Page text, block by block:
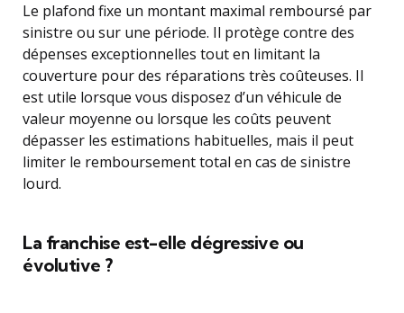
Le plafond fixe un montant maximal remboursé par
sinistre ou sur une période. Il protège contre des
dépenses exceptionnelles tout en limitant la
couverture pour des réparations très coûteuses. Il
est utile lorsque vous disposez d’un véhicule de
valeur moyenne ou lorsque les coûts peuvent
dépasser les estimations habituelles, mais il peut
limiter le remboursement total en cas de sinistre
lourd.
La franchise est-elle dégressive ou
évolutive ?